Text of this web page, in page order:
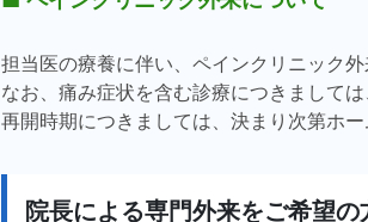
担当医の療養に伴い、ペインクリニック
なお、痛み症状を含む診療につきまして
再開時期につきましては、決まり次第ホ
院長による専門外来をご希望の